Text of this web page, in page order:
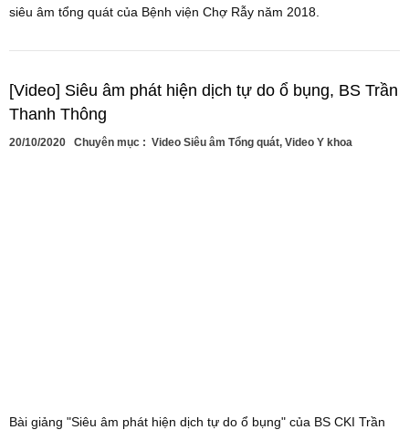
siêu âm tổng quát của Bệnh viện Chợ Rẫy năm 2018.
[Video] Siêu âm phát hiện dịch tự do ổ bụng, BS Trần
Thanh Thông
20/10/2020 Chuyên mục : Video Siêu âm Tổng quát, Video Y khoa
Bài giảng "Siêu âm phát hiện dịch tự do ổ bụng" của BS CKI Trần